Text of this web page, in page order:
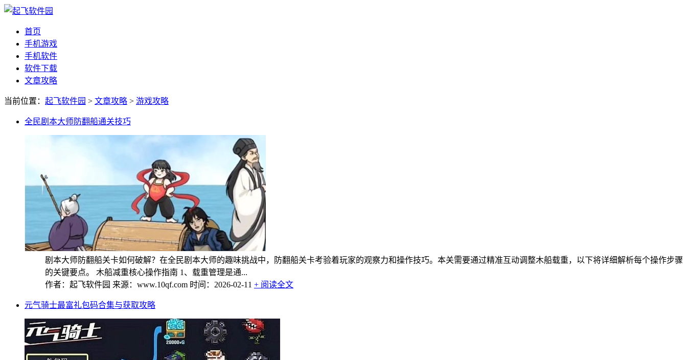
首页
手机游戏
手机软件
软件下载
文章攻略
当前位置： 起飞软件园 > 文章攻略 > 游戏攻略
全民剧本大师防翻船通关技巧
剧本大师防翻船关卡如何破解？在全民剧本大师的趣味挑战中，防翻船关卡考验着玩家的观察力和操作技巧。本关需要通过精准互动调整木船载重，以下将详细解析每个操作步骤
的关键要点。 木船减重核心操作指南 1、载重管理是通...
作者：起飞软件园 来源：www.10qf.com 时间：2026-02-11 + 阅读全文
元气骑士最富礼包码合集与获取攻略